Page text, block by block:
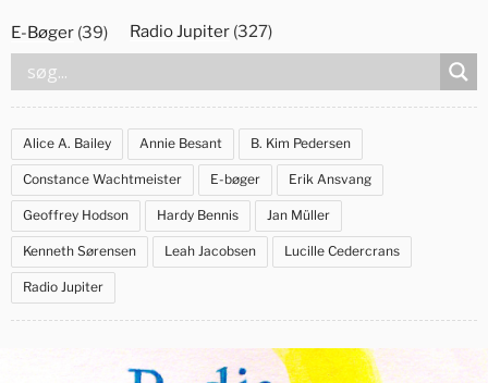
til
indhold
E-Bøger (39) Radio Jupiter (327)
Alice A. Bailey Annie Besant B. Kim Pedersen
Constance Wachtmeister E-bøger Erik Ansvang
Geoffrey Hodson Hardy Bennis Jan Müller
Kenneth Sørensen Leah Jacobsen Lucille Cedercrans
Radio Jupiter